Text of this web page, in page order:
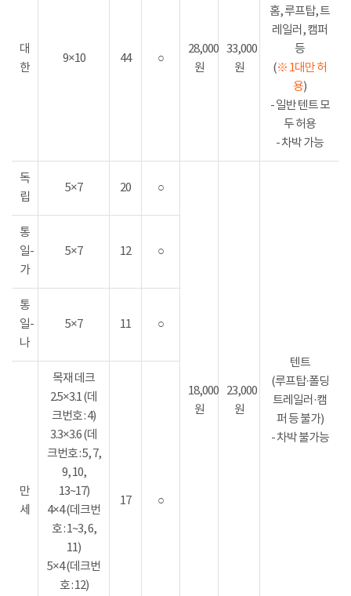
대
한
9×10 44 ○
28,000
원
33,000
원
홈, 루프탑, 트
레일러, 캠퍼
등
(※ 1대만 허
용)
- 일반 텐트 모
두 허용
- 차박 가능
독
립
5×7 20 ○
18,000
원
23,000
원
텐트
(루프탑·폴딩
트레일러·캠
퍼 등 불가)
- 차박 불가능
통
일-
가
5×7 12 ○
통
일-
나
5×7 11 ○
만
세
목재 데크
2.5×3.1 (데
크번호 : 4)
3.3×3.6 (데
크번호 : 5, 7,
9, 10,
13~17)
4×4 (데크번
호 : 1~3, 6,
11)
5×4 (데크번
호 : 12)
17 ○